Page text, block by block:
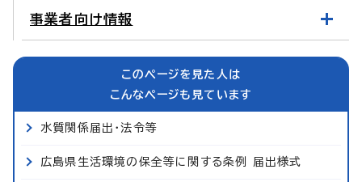
事業者向け情報
このページを見た人は
こんなページも見ています
水質関係届出・法令等
広島県生活環境の保全等に関する条例 届出様式